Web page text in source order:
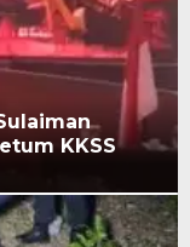
KKSS